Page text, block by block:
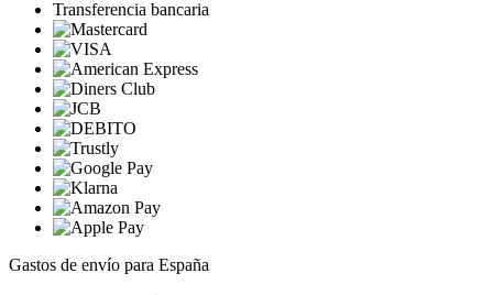
Transferencia bancaria
Gastos de envío para España